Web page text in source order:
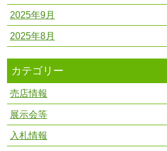
2025年9月
2025年8月
カテゴリー
売店情報
展示会等
入札情報